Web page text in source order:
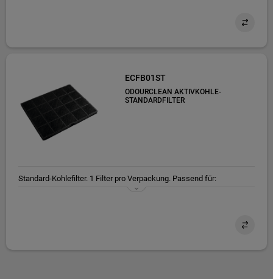
ECFB01ST
ODOURCLEAN AKTIVKOHLE-
STANDARDFILTER
Standard-Kohlefilter. 1 Filter pro Verpackung. Passend für:
DIB3951M, DBB3951M, DBB3651M, DGE5861HM